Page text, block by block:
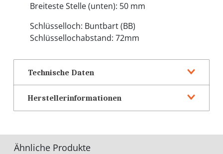
Breiteste Stelle (unten): 50 mm
Schlüsselloch: Buntbart (BB)
Schlüssellochabstand: 72mm
Technische Daten
Herstellerinformationen
Ähnliche Produkte